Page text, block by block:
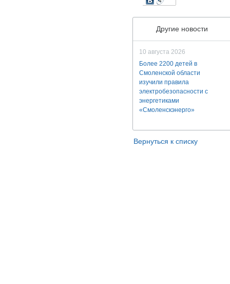
Другие новости
10 августа 2026
Более 2200 детей в
Смоленской области
изучили правила
электробезопасности с
энергетиками
«Смоленскэнерго»
Вернуться к списку